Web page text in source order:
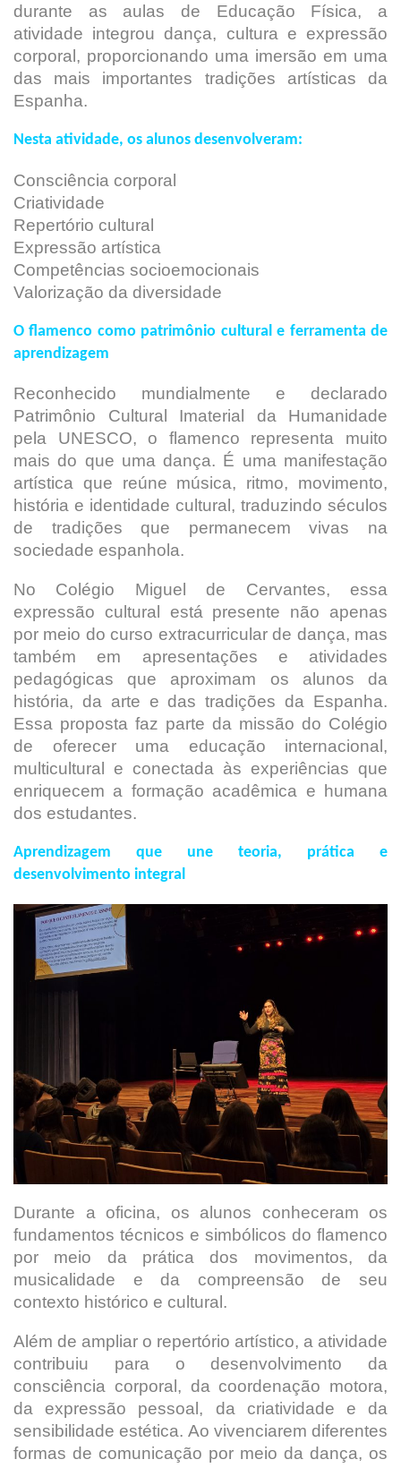
durante as aulas de Educação Física, a
atividade integrou dança, cultura e expressão
corporal, proporcionando uma imersão em uma
das mais importantes tradições artísticas da
Espanha.
Nesta atividade, os alunos desenvolveram:
Consciência corporal
Criatividade
Repertório cultural
Expressão artística
Competências socioemocionais
Valorização da diversidade
O flamenco como patrimônio cultural e ferramenta de
aprendizagem
Reconhecido mundialmente e declarado
Patrimônio Cultural Imaterial da Humanidade
pela UNESCO, o flamenco representa muito
mais do que uma dança. É uma manifestação
artística que reúne música, ritmo, movimento,
história e identidade cultural, traduzindo séculos
de tradições que permanecem vivas na
sociedade espanhola.
No Colégio Miguel de Cervantes, essa
expressão cultural está presente não apenas
por meio do curso extracurricular de dança, mas
também em apresentações e atividades
pedagógicas que aproximam os alunos da
história, da arte e das tradições da Espanha.
Essa proposta faz parte da missão do Colégio
de oferecer uma educação internacional,
multicultural e conectada às experiências que
enriquecem a formação acadêmica e humana
dos estudantes.
Aprendizagem que une teoria, prática e
desenvolvimento integral
Durante a oficina, os alunos conheceram os
fundamentos técnicos e simbólicos do flamenco
por meio da prática dos movimentos, da
musicalidade e da compreensão de seu
contexto histórico e cultural.
Além de ampliar o repertório artístico, a atividade
contribuiu para o desenvolvimento da
consciência corporal, da coordenação motora,
da expressão pessoal, da criatividade e da
sensibilidade estética. Ao vivenciarem diferentes
formas de comunicação por meio da dança, os